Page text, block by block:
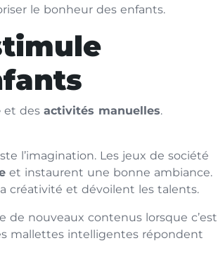
le bonheur des enfants.
et desactivités manuelles.
l’imagination. Les jeux de société
et instaurent une bonne ambiance.
créativité et dévoilent les talents.
de nouveaux contenus lorsque c’est
mallettes intelligentes répondent